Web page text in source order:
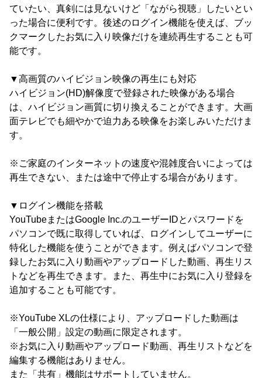
ていたい、真剣には見ないけど「ながら視聴」したいとい
った場合に便利です。後述のログイン機能を使えば、ブッ
クマークしたお気に入り映像だけを連続再生することも可
能です。
▼高画質のハイビジョン映像の再生にも対応
ハイビジョン(HD)解像度で登録された映像がある場合
は、ハイビジョン画質に切り換えることができます。大画
面テレビでも細やかで迫力ある映像をお楽しみいただけま
す。
※ご家庭のインターネットの速度や混雑度合いによっては
再生できない、または途中で停止する場合があります。
▼ログイン機能を搭載
YouTubeまたはGoogle Inc.のユーザーIDとパスワードを
パソコンで既に取得していれば、ログインしてユーザーに
特化した機能を使うことができます。例えばパソコンで登
録したお気に入り動画やアップロードした動画、再生リス
トなどを再生できます。また、再生中にお気に入り登録を
追加することも可能です。
※YouTube XLの仕様により、アップロードした動画は
「一般公開」設定の動画に限定されます。
※お気に入り動画やアップロード動画、再生リストなどを
編集する機能はありません。
また「共有」機能はサポートしていません。